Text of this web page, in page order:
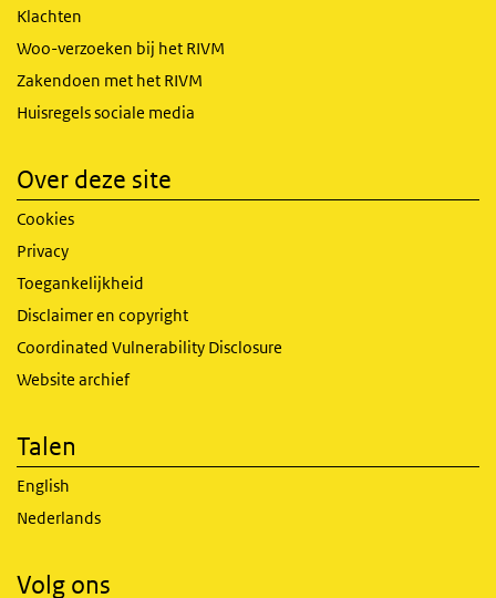
Klachten
Woo-verzoeken bij het RIVM
Zakendoen met het RIVM
Huisregels sociale media
Over deze site
Cookies
Privacy
Toegankelijkheid
Disclaimer en copyright
Coordinated Vulnerability Disclosure
Website archief
Talen
English
Nederlands
Volg ons